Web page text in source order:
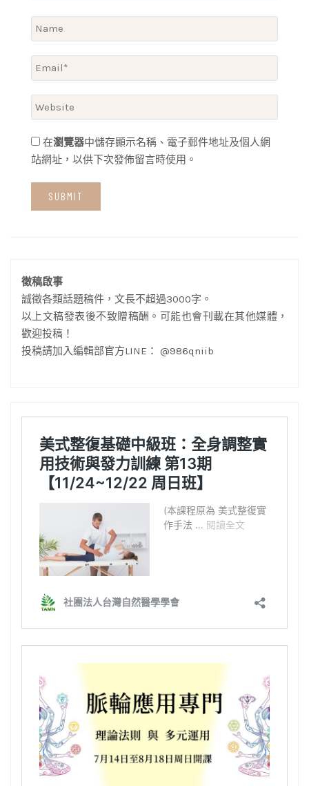
在瀏覽器中儲存顯示名稱、電子郵件地址及個人網
站網址，以供下次發佈留言時使用。
徵稿啟事
誠徵各類話題稿件，文長不超過3000字。
以上文稿發表後不致贈稿酬。可能也會刊載在其他媒體，
歡迎投稿！
投稿請加入編輯部官方LINE： @986qniib